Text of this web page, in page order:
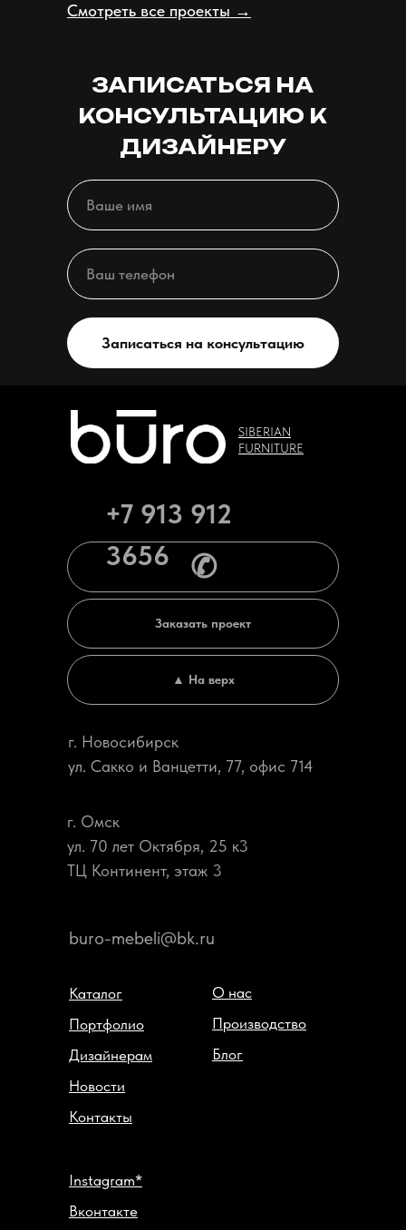
Смотреть все проекты →
ЗАПИСАТЬСЯ НА
КОНСУЛЬТАЦИЮ К
ДИЗАЙНЕРУ
Записаться на консультацию
+7 913 912
3656
Блог
О нас
Производство
Instagram*
Вконтакте
▲ На верх
г. Новосибирск
ул. Сакко и Ванцетти, 77, офис 714
Заказать проект
buro-mebeli@bk.ru
✆
г. Омск
ул. 70 лет Октября, 25 к3
ТЦ Континент, этаж 3
SIBERIAN
FURNITURE
Контакты
Каталог
Портфолио
Дизайнерам
Новости